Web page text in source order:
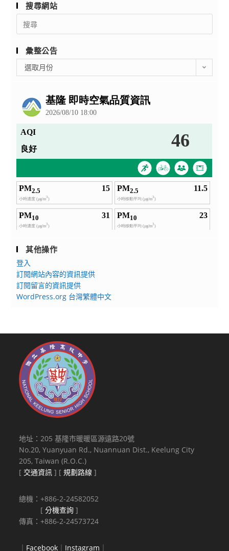
搜尋網站
Search
for:
彙整公告
整
選取月份
其他操作
登入
訂閱網站內容的資訊提供
訂閱留言的資訊提供
WordPress.org 台灣繁體中文
地址：205 基隆市暖暖區源遠路20號
No.20, Yuanyuan Rd., Nuannuan Dist., Keelung City
205, Taiwan (R.O.C.)
[ 交通資訊 ] [規劃路線 ]
總機：+886-2-24582052
[分機查詢 ]
傳真：+886-2-24573724
Facebook Instagram